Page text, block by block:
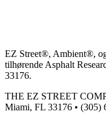
EZ Street®, Ambient®,
tilhørende Asphalt
33176.
THE EZ STREET
Miami, FL 33176 • (305)